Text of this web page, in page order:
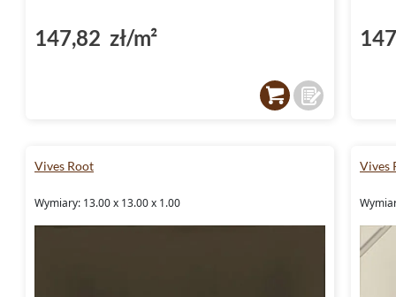
147,82 zł/m²
Vives Root
Wymiary: 13.00 x 13.00 x 1.00
Vives